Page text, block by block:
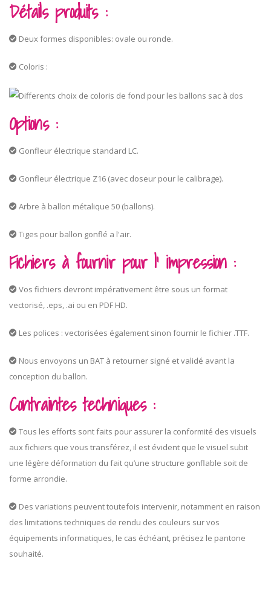
Détails produits :
Deux formes disponibles: ovale ou ronde.
Coloris :
Options :
Gonfleur électrique standard LC.
Gonfleur électrique Z16 (avec doseur pour le calibrage).
Arbre à ballon métalique 50 (ballons).
Tiges pour ballon gonflé a l'air.
Fichiers à fournir pour l’ impression :
Vos fichiers devront impérativement être sous un format
vectorisé, .eps, .ai ou en PDF HD.
Les polices : vectorisées également sinon fournir le fichier .TTF.
Nous envoyons un BAT à retourner signé et validé avant la
conception du ballon.
Contraintes techniques :
Tous les efforts sont faits pour assurer la conformité des visuels
aux fichiers que vous transférez, il est évident que le visuel subit
une légère déformation du fait qu’une structure gonflable soit de
forme arrondie.
Des variations peuvent toutefois intervenir, notamment en raison
des limitations techniques de rendu des couleurs sur vos
équipements informatiques, le cas échéant, précisez le pantone
souhaité.